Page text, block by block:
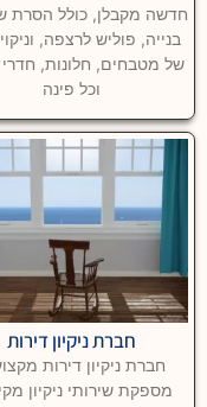
חדשה מקבלן, כולל הסרת
בנייה, פוליש לרצפה,
של מטבחים, חלונות,
וכל פינה
חברת ניקיון דירות
חברת ניקיון דירות
מספקת שירותי ניקיון